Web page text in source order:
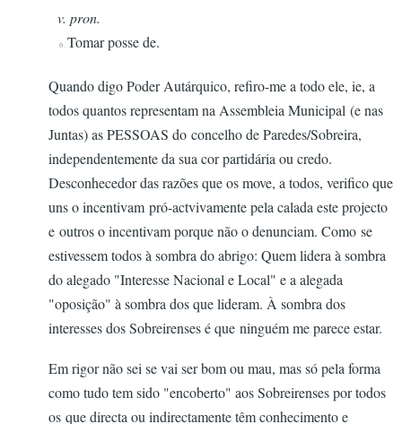
v. pron.
6.Tomar posse de.
Quando digo Poder Autárquico, refiro-me a todo ele, ie, a
todos quantos representam na Assembleia Municipal (e nas
Juntas) as PESSOAS do concelho de Paredes/Sobreira,
independentemente da sua cor partidária ou credo.
Desconhecedor das razões que os move, a todos, verifico que
uns o incentivam pró-actvivamente pela calada este projecto
e outros o incentivam porque não o denunciam. Como se
estivessem todos à sombra do abrigo: Quem lidera à sombra
do alegado "Interesse Nacional e Local" e a alegada
"oposição" à sombra dos que lideram. À sombra dos
interesses dos Sobreirenses é que ninguém me parece estar.
Em rigor não sei se vai ser bom ou mau, mas só pela forma
como tudo tem sido "encoberto" aos Sobreirenses por todos
os que directa ou indirectamente têm conhecimento e